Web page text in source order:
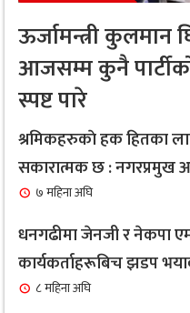
७
नगरपालिकाको भूमि
सम्पन्न
१ महिना अघि
८
सबै क्षेत्र, वर्ग र
विनियाेजन गर्ने :
१ महिना अघि
९
सर्लाहीका बिमल
ट्युनिङ विशेषज्ञ’
३ महिना अघि
ऊर्जामन्त्री
आजसम्म कुनै
स्पष्ट पारे
श्रमिकहरुकाे हक हितका
सकारात्मक छ : नगरप्रमुख
७ महिना अघि
धनगढीमा जेनजी र नेकपा
कार्यकर्ताहरूबिच झडप
८ महिना अघि